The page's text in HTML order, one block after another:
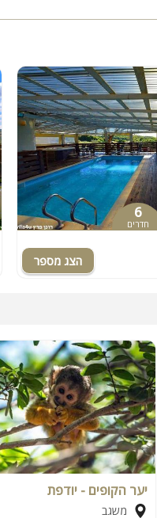
6
חדרים
יער הקופים - יודפת
משגב